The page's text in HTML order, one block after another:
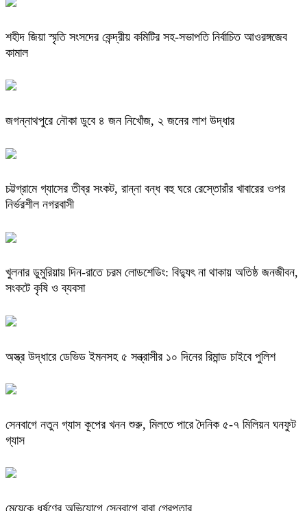
শহীদ জিয়া স্মৃতি সংসদের কেন্দ্রীয় কমিটির সহ-সভাপতি নির্বাচিত আওরঙ্গজেব
কামাল
জগন্নাথপুরে নৌকা ডুবে ৪ জন নিখোঁজ, ২ জনের লাশ উদ্ধার
চট্টগ্রামে গ্যাসের তীব্র সংকট, রান্না বন্ধ বহু ঘরে রেস্তোরাঁর খাবারের ওপর
নির্ভরশীল নগরবাসী
খুলনার ডুমুরিয়ায় দিন-রাতে চরম লোডশেডিং: বিদ্যুৎ না থাকায় অতিষ্ঠ জনজীবন,
সংকটে কৃষি ও ব্যবসা
অস্ত্র উদ্ধারে ডেভিড ইমনসহ ৫ সন্ত্রাসীর ১০ দিনের রিমান্ড চাইবে পুলিশ
সেনবাগে নতুন গ্যাস কূপের খনন শুরু, মিলতে পারে দৈনিক ৫-৭ মিলিয়ন ঘনফুট
গ্যাস
মেয়েকে ধর্ষণের অভিযোগে সেনবাগে বাবা গ্রেপ্তার